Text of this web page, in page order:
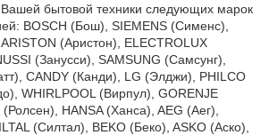
Вашей бытовой техники следующих марок
BOSCH (Бош), SIEMENS (Сименс),
(Аристон), ELECTROLUX
(Занусси), SAMSUNG (Самсунг),
CANDY (Канди), LG (Элджи), PHILCO
WHIRLPOOL (Вирпул), GORENJE
HANSA (Ханса), AEG (Аег),
(Силтал), BEKO (Беко), ASKO (Аско),